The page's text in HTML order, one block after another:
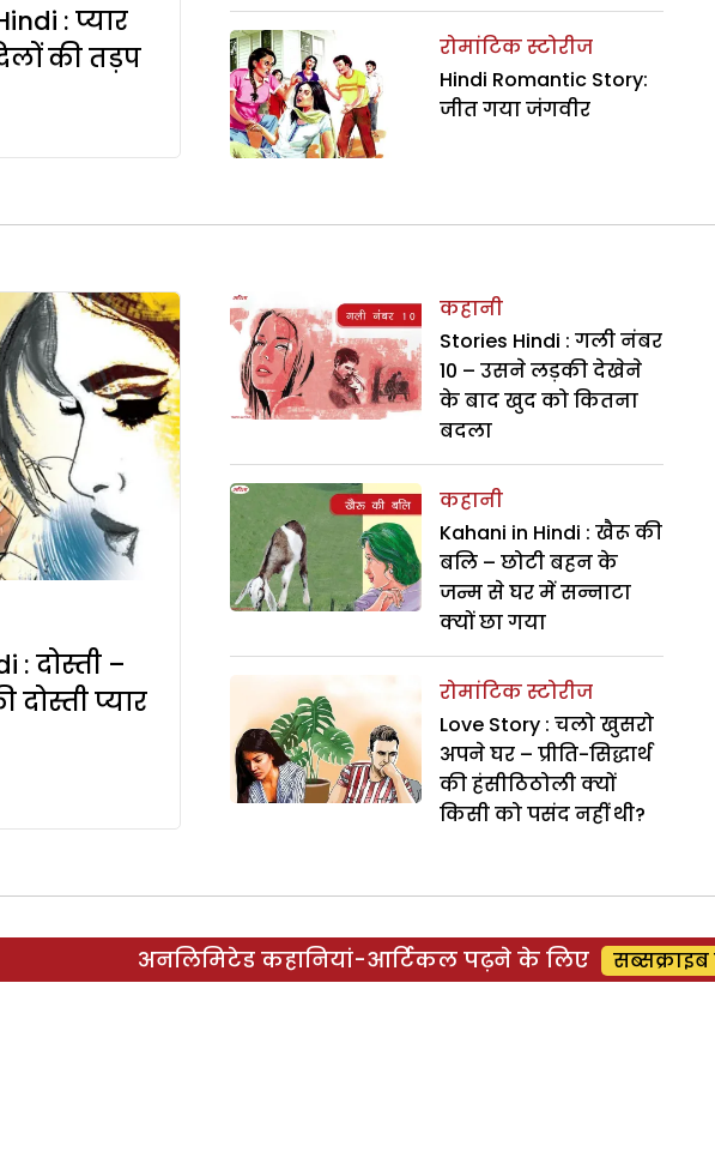
: प्यार
की तड़प
रोमांटिक स्टोरीज
Hindi Romantic Story:
जीत गया जंगवीर
: दोस्ती –
प्यार
कहानी
Stories Hindi : गली नंबर
10 – उसने लड़की देखेने
के बाद खुद को कितना
बदला
कहानी
Kahani in Hindi : खैरू की
बलि – छोटी बहन के
जन्म से घर में सन्नाटा
क्यों छा गया
रोमांटिक स्टोरीज
Love Story : चलो खुसरो
अपने घर – प्रीति-सिद्धार्थ
की हंसीठिठोली क्यों
किसी को पसंद नहीं थी?
रोमांटिक स्टोरीज
अनलिमिटेड कहानियां-आर्टिकल पढ़ने के लिए